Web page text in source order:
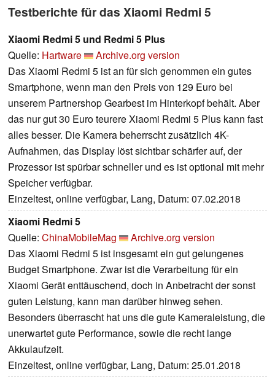
Testberichte für das Xiaomi Redmi 5
Xiaomi Redmi 5 und Redmi 5 Plus
Quelle: Hartware
Archive.org version
Das Xiaomi Redmi 5 ist an für sich genommen ein gutes
Smartphone, wenn man den Preis von 129 Euro bei
unserem Partnershop Gearbest im Hinterkopf behält. Aber
das nur gut 30 Euro teurere Xiaomi Redmi 5 Plus kann fast
alles besser. Die Kamera beherrscht zusätzlich 4K-
Aufnahmen, das Display löst sichtbar schärfer auf, der
Prozessor ist spürbar schneller und es ist optional mit mehr
Speicher verfügbar.
Einzeltest, online verfügbar, Lang, Datum: 07.02.2018
Xiaomi Redmi 5
Quelle: ChinaMobileMag
Archive.org version
Das Xiaomi Redmi 5 ist insgesamt ein gut gelungenes
Budget Smartphone. Zwar ist die Verarbeitung für ein
Xiaomi Gerät enttäuschend, doch in Anbetracht der sonst
guten Leistung, kann man darüber hinweg sehen.
Besonders überrascht hat uns die gute Kameraleistung, die
unerwartet gute Performance, sowie die recht lange
Akkulaufzeit.
Einzeltest, online verfügbar, Lang, Datum: 25.01.2018